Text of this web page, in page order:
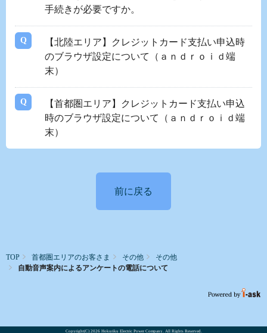
手続きが必要ですか。
【北陸エリア】クレジットカード支払い申込時
のブラウザ設定について（ａｎｄｒｏｉｄ端
末）
【首都圏エリア】クレジットカード支払い申込
時のブラウザ設定について（ａｎｄｒｏｉｄ端
末）
前に戻る
TOP 首都圏エリアのお客さま その他
その他
自動音声案内によるアンケートの電話について
Copyright(C) 2026 Hokuriku Electric Power Company. All Rights Reserved.